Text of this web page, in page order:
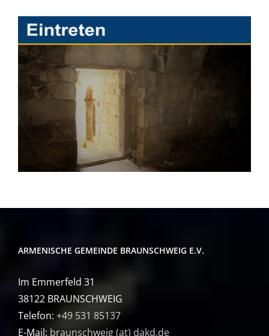
ARMENISCHE GEMEINDE BRAUNSCHWEIG E.V.
Im Emmerfeld 31
38122 BRAUNSCHWEIG
Telefon: +49 531 85137
E-Mail: braunschweig (at) dakd.de